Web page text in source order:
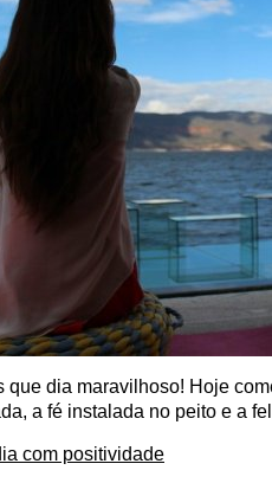
que dia maravilhoso! Hoje
a fé instalada no peito e a
com positividade